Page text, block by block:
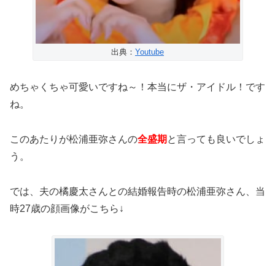
出典： Youtube
めちゃくちゃ可愛いですね～！本当にザ・アイドル！です
ね。
このあたりが松浦亜弥さんの全盛期 と言っても良いでしょ
う。
では、夫の橘慶太さんとの結婚報告時の松浦亜弥さん、当
時27歳の顔画像がこちら↓